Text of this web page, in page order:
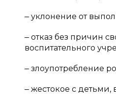
‒ уклонение от
‒ отказ без причин
воспитательного
‒ злоупотребление
‒ жестокое с